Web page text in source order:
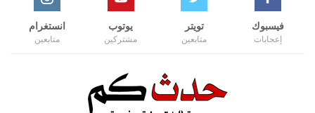
فيسبوك
إعجابات
تويتر
متابعين
يوتوب
مشتركين
انستغرام
متابعين